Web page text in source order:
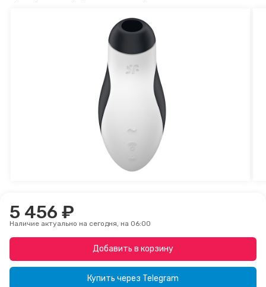
5 456 ₽
Наличие актуально на сегодня, на 06:00
Добавить в корзину
Купить через Telegram